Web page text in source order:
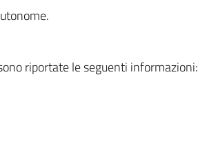
riportate le seguenti informazioni: